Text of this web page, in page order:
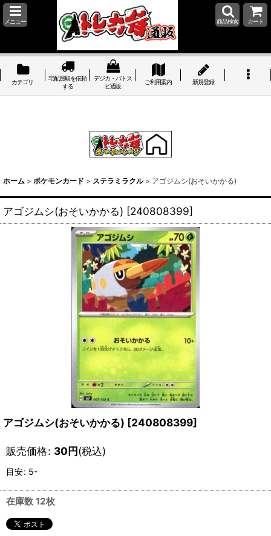
メニュー 商品検索 カート
カテゴリ
宅配買取を依頼
する
デジカ・バトス
ピ通販
ご利用案内 新規登録
ホーム > ポケモンカード > ステラミラクル > アゴジムシ(おそいかかる)
アゴジムシ(おそいかかる) [240808399]
アゴジムシ(おそいかかる) [240808399]
販売価格: 30円(税込)
目安: 5-
在庫数 12枚